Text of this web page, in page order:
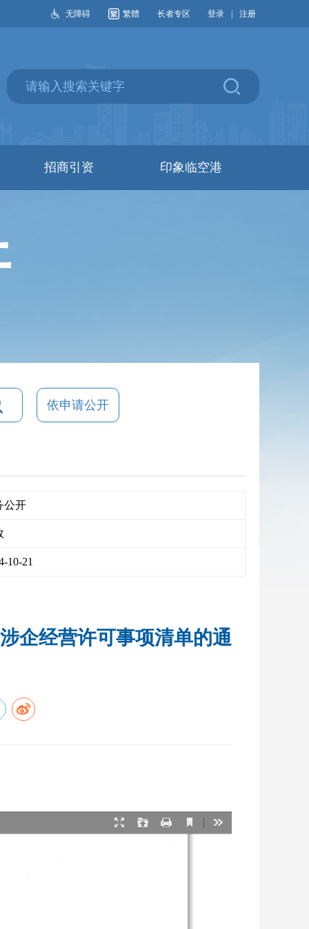
无障碍 繁體 长者专区 登录 注册
招商引资 印象临空港
依申请公开
公开
10-21
企经营许可事项清单的通